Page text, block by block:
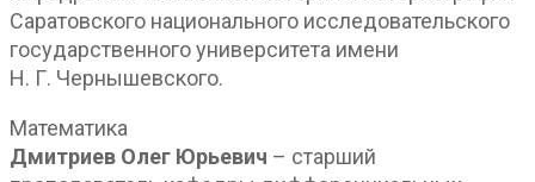
Саратовского национального исследовательского
государственного университета имени
Н. Г. Чернышевского.
Математика
Дмитриев Олег Юрьевич – старший